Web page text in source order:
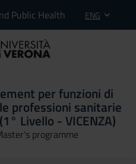
Public Health ENG
per funzioni di
professioni sanitarie
Livello - VICENZA)
programme